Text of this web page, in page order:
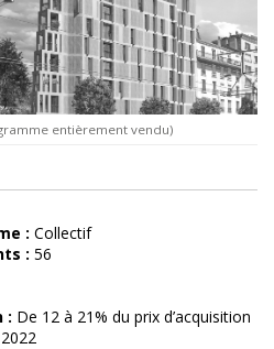
entièrement vendu)
: Collectif
: 56
: De 12 à 21% du prix d’acquisition